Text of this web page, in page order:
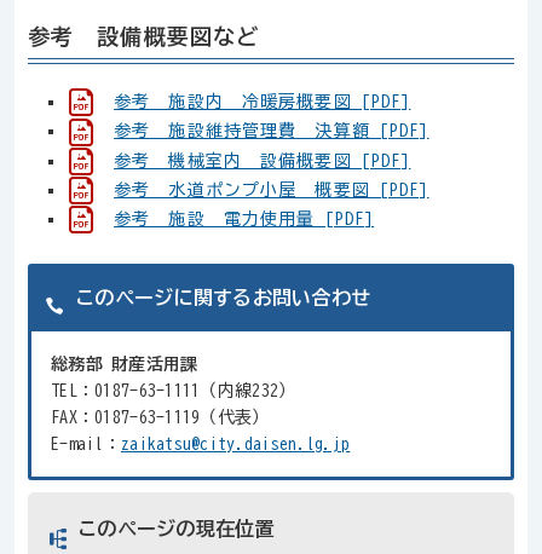
参考 設備概要図など
参考 施設内 冷暖房概要図 [PDF]
参考 施設維持管理費 決算額 [PDF]
参考 機械室内 設備概要図 [PDF]
参考 水道ポンプ小屋 概要図 [PDF]
参考 施設 電力使用量 [PDF]
このページに関するお問い合わせ
総務部 財産活用課
TEL：0187-63-1111（内線232）
FAX：0187-63-1119（代表）
E-mail： zaikatsu@city.daisen.lg.jp
このページの現在位置